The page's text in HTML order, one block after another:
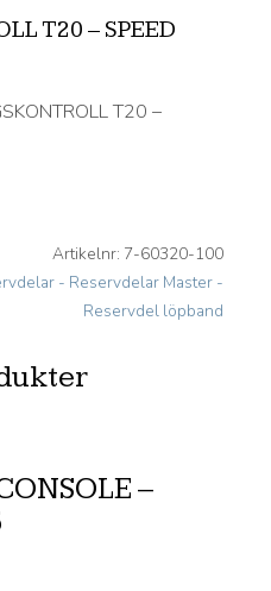
T20 – SPEED
T20 –
Artikelnr: 7-60320-100
- Reservdelar Master -
Reservdel löpband
–